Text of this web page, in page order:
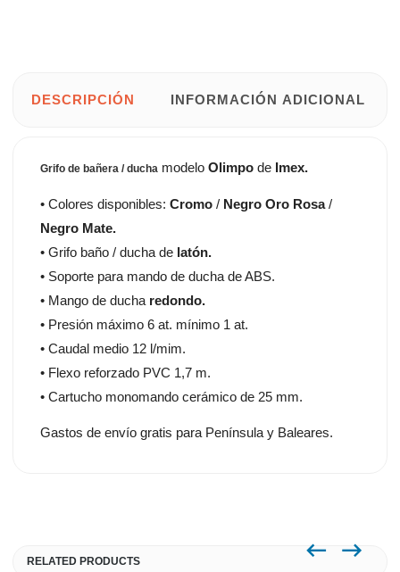
DESCRIPCIÓN INFORMACIÓN ADICIONAL
Grifo de bañera / ducha modeloOlimpo de Imex.
• Colores disponibles:Cromo / Negro Oro Rosa/
Negro Mate.
• Grifo baño / ducha de latón.
• Soporte para mando de ducha de ABS.
• Mango de ducha redondo.
• Presión máximo 6 at. mínimo 1 at.
• Caudal medio 12 l/mim.
• Flexo reforzado PVC 1,7 m.
• Cartucho monomando cerámico de 25 mm.
Gastos de envío gratis para Península y Baleares.
RELATED PRODUCTS